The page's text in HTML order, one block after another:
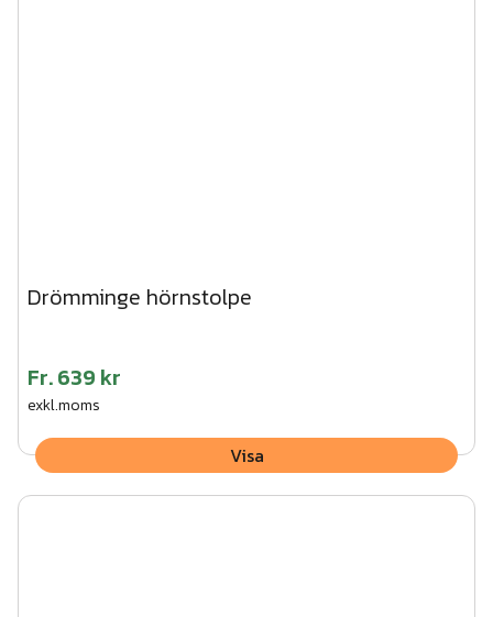
Drömminge hörnstolpe
Fr.639 kr
exkl.moms
Visa